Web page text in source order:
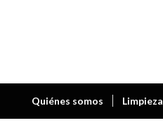
Quiénes somos Limpieza